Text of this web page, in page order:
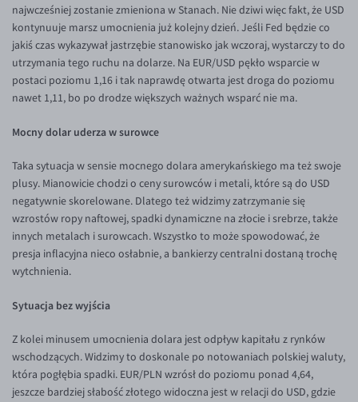
EUR/HKD
EUR/HUF
EUR/ILS
EUR/JPY
EUR/SGD
EUR/TRY
EUR/ZAR
GBP/USD
USD/CHF
GBP/CHF
najwcześniej zostanie zmieniona w Stanach. Nie dziwi więc fakt, że USD
kontynuuje marsz umocnienia już kolejny dzień. Jeśli Fed będzie co
jakiś czas wykazywał jastrzębie stanowisko jak wczoraj, wystarczy to do
utrzymania tego ruchu na dolarze. Na EUR/USD pękło wsparcie w
postaci poziomu 1,16 i tak naprawdę otwarta jest droga do poziomu
nawet 1,11, bo po drodze większych ważnych wsparć nie ma.
Mocny dolar uderza w surowce
Taka sytuacja w sensie mocnego dolara amerykańskiego ma też swoje
plusy. Mianowicie chodzi o ceny surowców i metali, które są do USD
negatywnie skorelowane. Dlatego też widzimy zatrzymanie się
wzrostów ropy naftowej, spadki dynamiczne na złocie i srebrze, także
innych metalach i surowcach. Wszystko to może spowodować, że
presja inflacyjna nieco osłabnie, a bankierzy centralni dostaną trochę
wytchnienia.
Sytuacja bez wyjścia
Z kolei minusem umocnienia dolara jest odpływ kapitału z rynków
wschodzących. Widzimy to doskonale po notowaniach polskiej waluty,
która pogłębia spadki. EUR/PLN wzrósł do poziomu ponad 4,64,
jeszcze bardziej słabość złotego widoczna jest w relacji do USD, gdzie